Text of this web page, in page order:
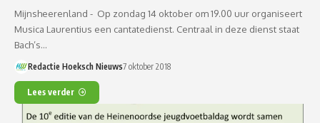
Mijnsheerenland - Op zondag 14 oktober om 19.00 uur organiseert
Musica Laurentius een cantatedienst. Centraal in deze dienst staat
Bach’s…
Redactie Hoeksch Nieuws7 oktober 2018
Lees verder